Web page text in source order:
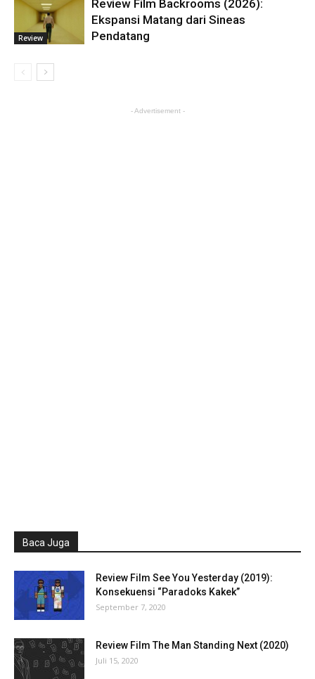
Review
Review Film Backrooms (2026):
Ekspansi Matang dari Sineas
Pendatang
- Advertisement -
Baca Juga
Review Film See You Yesterday (2019):
Konsekuensi “Paradoks Kakek”
September 7, 2020
Review Film The Man Standing Next (2020)
Juli 15, 2020